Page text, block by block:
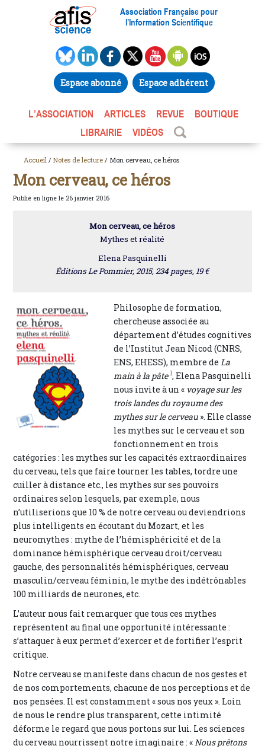
Association Française pour
l’Information Scientifique
Espace abonné Espace adhérent
L’ASSOCIATION ARTICLES REVUE
BOUTIQUE
LIBRAIRIE
VIDÉOS
Accueil / Notes de lecture / Mon cerveau, ce héros
Mon cerveau, ce héros
Publié en ligne le 26 janvier 2016
Mon cerveau, ce héros
Mythes et réalité
Elena Pasquinelli
Éditions Le Pommier, 2015, 234 pages, 19 €
Philosophe de formation,
chercheuse associée au
département d’études cognitives
de l’Institut Jean Nicod (CNRS,
ENS, EHESS), membre de La
main à la pâte 1, Elena Pasquinelli
nous invite à un « voyage sur les
trois landes du royaume des
mythes sur le cerveau ». Elle classe
les mythes sur le cerveau et son
fonctionnement en trois
catégories : les mythes sur les capacités extraordinaires
du cerveau, tels que faire tourner les tables, tordre une
cuiller à distance etc., les mythes sur ses pouvoirs
ordinaires selon lesquels, par exemple, nous
n’utiliserions que 10 % de notre cerveau ou deviendrions
plus intelligents en écoutant du Mozart, et les
neuromythes : mythe de l’hémisphéricité et de la
dominance hémisphérique cerveau droit/cerveau
gauche, des personnalités hémisphériques, cerveau
masculin/cerveau féminin, le mythe des indétrônables
100 milliards de neurones, etc.
L’auteur nous fait remarquer que tous ces mythes
représentent au final une opportunité intéressante :
s’attaquer à eux permet d’exercer et de fortifier l’esprit
critique.
Notre cerveau se manifeste dans chacun de nos gestes et
de nos comportements, chacune de nos perceptions et de
nos pensées. Il est constamment « sous nos yeux ». Loin
de nous le rendre plus transparent, cette intimité
déforme le regard que nous portons sur lui. Les sciences
du cerveau nourrissent notre imaginaire : « Nous prêtons